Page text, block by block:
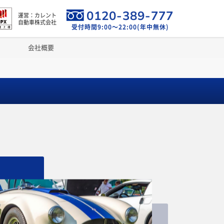
運営：カレント
自動車株式会社
0120-389-777
受付時間9:00～22:00(年中無休)
会社概要